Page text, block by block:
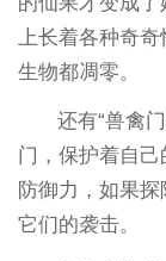
上长着各种奇
生物都凋零。
还有“兽禽
门，保护着自
防御力，如果
它们的袭击。